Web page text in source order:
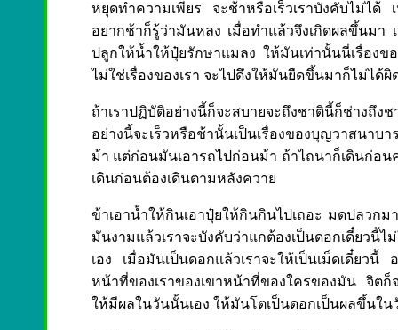
หยุดทำความเพียร จะช้าหรือเร็วเราบังคับไม่ไ
อยากช้าก็รู้ว่ามันหลง เมื่อทำแล้วจึงเกิดผลขึ้นม
ปลูกให้น้ำให้ปุ๋ยรักษาแมลง ให้มันเท่านั้นนี่เรื่องข
ไม่ใช่เรื่องของเรา จะไปดึงให้มันยืดขึ้นมาก็ไม่ได้ผิ
ถ้าเราปฏิบัติอย่างนี้ก็จะสบายจะถึงชาตินี้ก็ช่าง
อย่างนี้จะเร็วหรือช้านั้นเป็นเรื่องของบุญวาสนา
ม้า แต่ก่อนมันเอารถไปก่อนม้า ถ้าไถนาก็เดินก่อ
เดินก่อนต้องเดินตามหลังควาย
ข้าเอาน้ำให้กินเอาปุ๋ยให้กินกินไปเถอะ มดปลวก
มันงามแล้วเราจะบังคับว่าแกต้องเป็นดอกเดี๋ยวนี้
เอง เมื่อมันเป็นดอกแล้วเราจะให้เป็นเม็ดเดี๋ยว
หน้าที่ของเราของเขาหน้าที่ของใครของมัน จิต
ให้มีผลในวันนั้นเอง ให้มันโตเป็นดอกเป็นผลขึ้น